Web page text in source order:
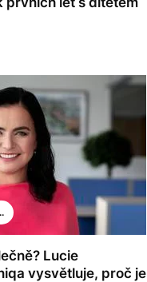
Lucie
vysvětluje, proč je